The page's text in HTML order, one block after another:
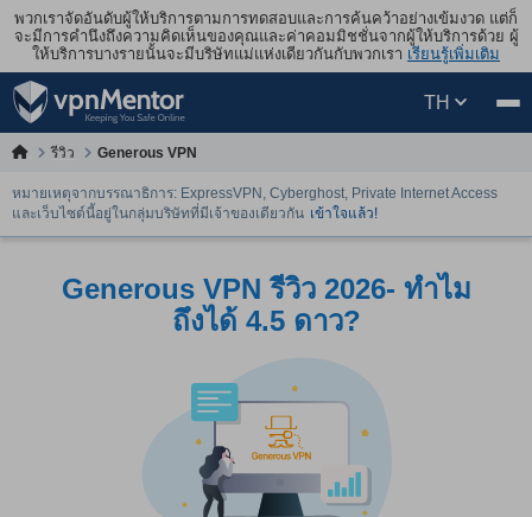
พวกเราจัดอันดับผู้ให้บริการตามการทดสอบและการค้นคว้าอย่างเข้มงวด แต่ก็
จะมีการคำนึงถึงความคิดเห็นของคุณและค่าคอมมิชชั่นจากผู้ให้บริการด้วย ผู้
ให้บริการบางรายนั้นจะมีบริษัทแม่แห่งเดียวกันกับพวกเรา เรียนรู้เพิ่มเติม
TH
รีวิว Generous VPN
หมายเหตุจากบรรณาธิการ: ExpressVPN, Cyberghost, Private Internet Access
และเว็บไซต์นี้อยู่ในกลุ่มบริษัทที่มีเจ้าของเดียวกัน เข้าใจแล้ว!
Generous VPN รีวิว 2026- ทำไม
ถึงได้ 4.5 ดาว?